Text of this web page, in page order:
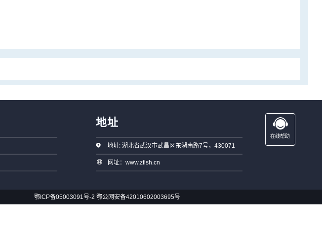
地址
地址: 湖北省武汉市武昌区东湖南路7号，430071
网址：www.zfish.cn
在线帮助
鄂ICP备05003091号-2 鄂公网安备42010602003695号